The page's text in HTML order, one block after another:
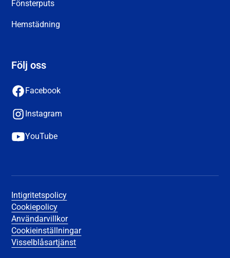
Fönsterputs
Hemstädning
Följ oss
Facebook
Instagram
YouTube
Intigritetspolicy
Cookiepolicy
Användarvillkor
Cookieinställningar
Visselblåsartjänst